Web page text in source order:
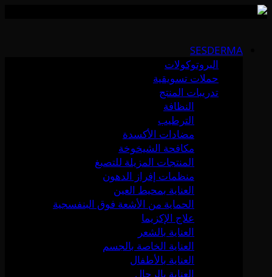
content
SESDERMA
البروتوكولات
حملات تسويقية
تدريبات المنتج
النظافة
الترطيب
مضادات الأكسدة
مكافحة الشيخوخة
المنتجات المزيلة للتصبغ
منظمات إفراز الدهون
العناية بمحيط العين
الحماية من الأشعة فوق البنفسجية
علاج الإكزيما
العناية بالشعر
العناية الخاصة بالجسم
العناية بالأطفال
العناية بالرجال